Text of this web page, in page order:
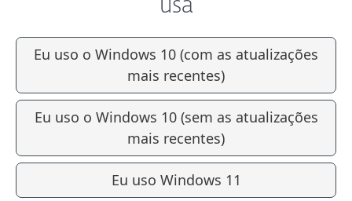
usa
Eu uso o Windows 10 (com as atualizações
mais recentes)
Eu uso o Windows 10 (sem as atualizações
mais recentes)
Eu uso Windows 11